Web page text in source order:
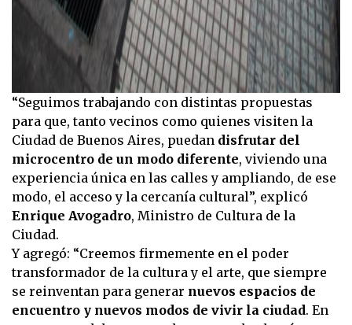
“Seguimos trabajando con distintas propuestas
para que, tanto vecinos como quienes visiten la
Ciudad de Buenos Aires, puedan disfrutar del
microcentro de un modo diferente, viviendo una
experiencia única en las calles y ampliando, de ese
modo, el acceso y la cercanía cultural”, explicó
Enrique Avogadro, Ministro de Cultura de la
Ciudad.
Y agregó: “Creemos firmemente en el poder
transformador de la cultura y el arte, que siempre
se reinventan para generar nuevos espacios de
encuentro y nuevos modos de vivir la ciudad. En